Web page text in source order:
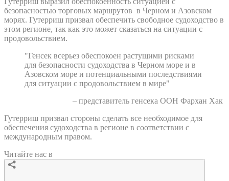
безопасностью торговых маршрутов в Черном и Азовском
морях. Гутерриш призвал обеспечить свободное судоходство в
этом регионе, так как это может сказаться на ситуации с
продовольствием.
"Генсек всерьез обеспокоен растущими рисками
для безопасности судоходства в Черном море и в
Азовском море и потенциальными последствиями
для ситуации с продовольствием в мире"
– представитель генсека ООН Фархан Хак
Гутерриш призвал стороны сделать все необходимое для
обеспечения судоходства в регионе в соответствии с
международным правом.
Читайте нас в